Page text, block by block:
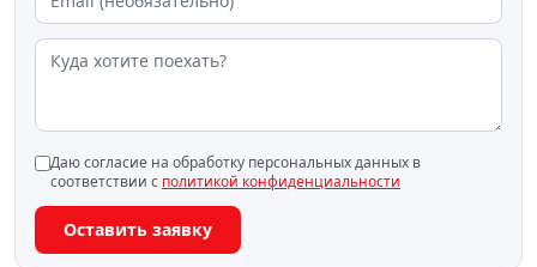
Даю согласие на обработку персональных данных в
соответствии с политикой конфиденциальности
Оставить заявку